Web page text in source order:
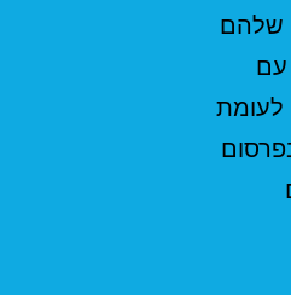
שלהם
עם
לעומת